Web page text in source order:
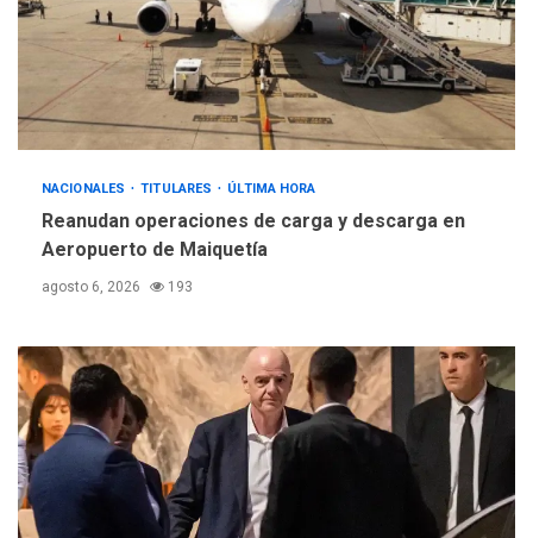
NACIONALES TITULARES ÚLTIMA HORA
Reanudan operaciones de carga y descarga en
Aeropuerto de Maiquetía
agosto 6, 2026 193